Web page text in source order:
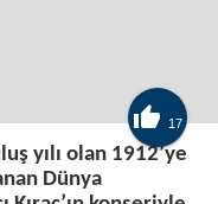
 17
yılı olan 1912’ye
Dünya